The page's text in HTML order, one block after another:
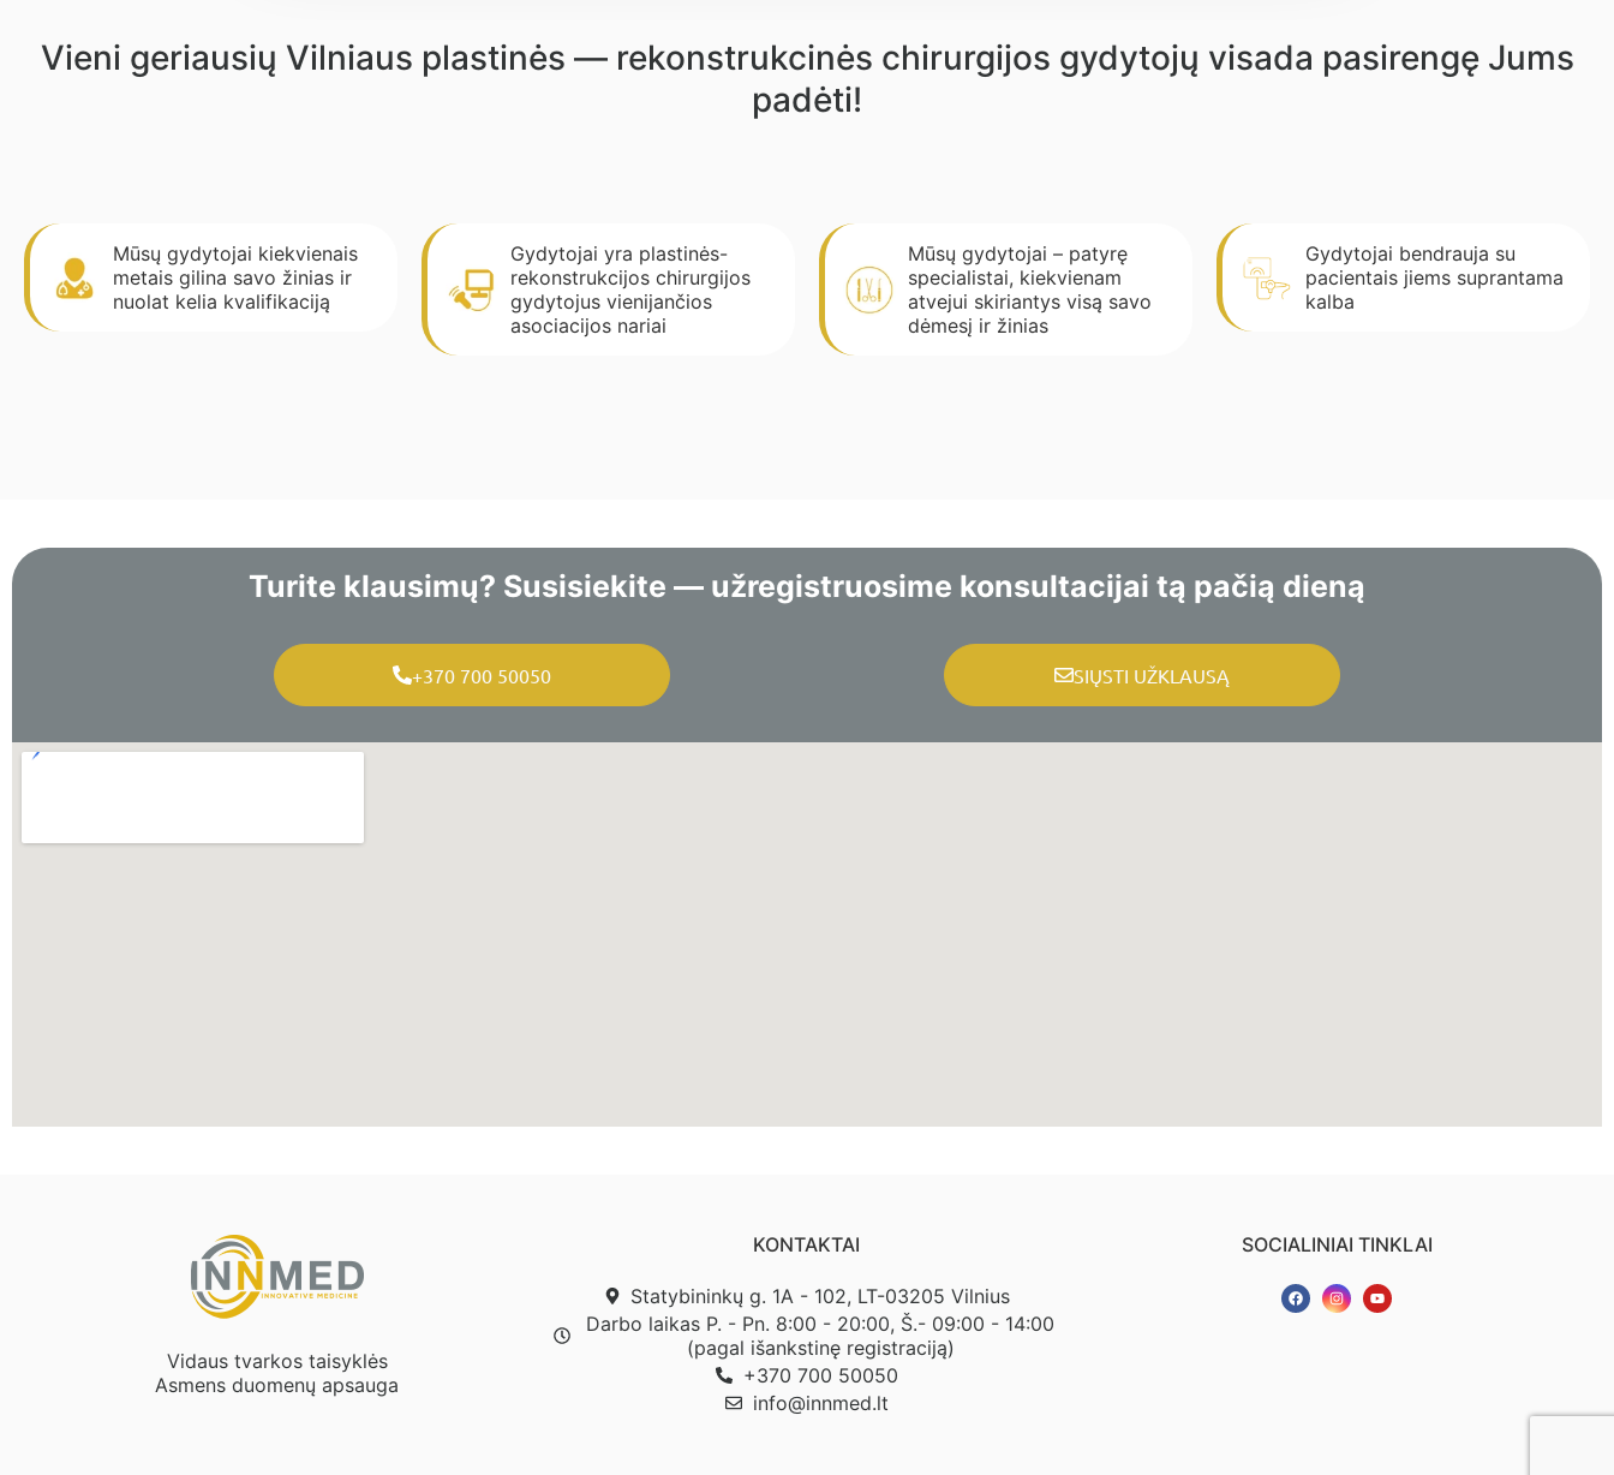
Vieni geriausių Vilniaus plastinės — rekonstrukcinės chirurgijos gydytojų visada pasirengę Jums
padėti!
Mūsų gydytojai kiekvienais
metais gilina savo žinias ir
nuolat kelia kvalifikaciją
Gydytojai yra plastinės-
rekonstrukcijos chirurgijos
gydytojus vienijančios
asociacijos nariai
Mūsų gydytojai – patyrę
specialistai, kiekvienam
atvejui skiriantys visą savo
dėmesį ir žinias
Gydytojai bendrauja su
pacientais jiems suprantama
kalba
Turite klausimų? Susisiekite — užregistruosime konsultacijai tą pačią dieną
+370 700 50050 SIŲSTI UŽKLAUSĄ
Vidaus tvarkos taisyklės
Asmens duomenų apsauga
KONTAKTAI
Statybininkų g. 1A - 102, LT-03205 Vilnius
Darbo laikas P. - Pn. 8:00 - 20:00, Š.- 09:00 - 14:00
(pagal išankstinę registraciją)
+370 700 50050
info@innmed.lt
SOCIALINIAI TINKLAI